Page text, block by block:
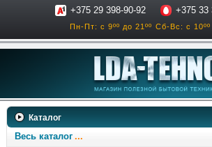
+375 29 398-90-92 +375 33
Пн-Пт: с 9ºº до 21ºº Сб-Вс: с 10ºº
телевизоры
Каталог
Весь каталог